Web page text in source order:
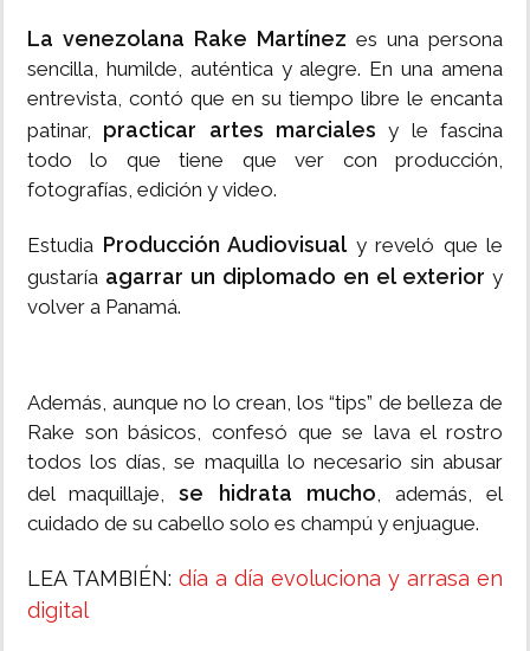
La venezolana Rake Martínez es una persona
sencilla, humilde, auténtica y alegre. En una amena
entrevista, contó que en su tiempo libre le encanta
patinar, practicar artes marciales y le fascina
todo lo que tiene que ver con producción,
fotografías, edición y video.
Estudia Producción Audiovisualy reveló que le
gustaría agarrar un diplomado en el exterior y
volver a Panamá.
Además, aunque no lo crean, los “tips” de belleza de
Rake son básicos, confesó que se lava el rostro
todos los días, se maquilla lo necesario sin abusar
del maquillaje,se hidrata mucho, además, el
cuidado de su cabello solo es champú y enjuague.
LEA TAMBIÉN: día a día evoluciona y arrasa en
digital